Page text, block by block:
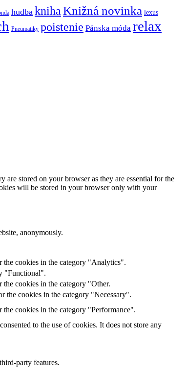
hudba kniha Knižná novinka lexus
Pneumatiky poistenie Pánska móda relax
are stored on your browser as they are essential for the
will be stored in your browser only with your
anonymously.
the cookies in the category "Analytics".
"Functional".
cookies in the category "Other.
the cookies in the category "Necessary".
cookies in the category "Performance".
to the use of cookies. It does not store any
party features.